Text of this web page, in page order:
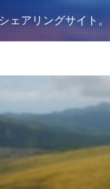
ェアリングサイト。